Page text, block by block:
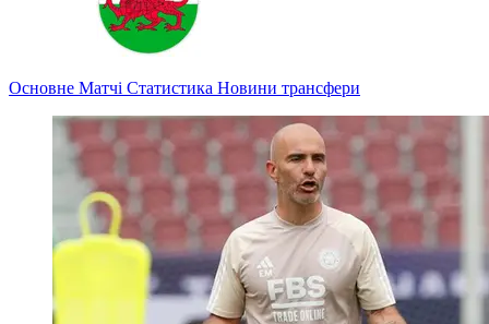
Основне Матчі Статистика Новини трансфери